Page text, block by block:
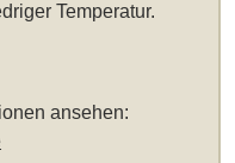
Temperatur.
ansehen: